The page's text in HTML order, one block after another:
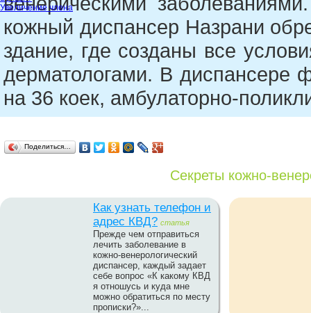
Увеличение члена
кожный диспансер Назрани
здание, где созданы все
дерматологами. В диспансере
на 36 коек, амбулаторно-
Поделиться…
Секреты кожно-
Как узнать телефон и
адрес КВД? статья
Прежде чем отправиться
лечить заболевание в
кожно-венерологический
диспансер, каждый задает
себе вопрос «К какому КВД
я отношусь и куда мне
можно обратиться по месту
прописки?»...